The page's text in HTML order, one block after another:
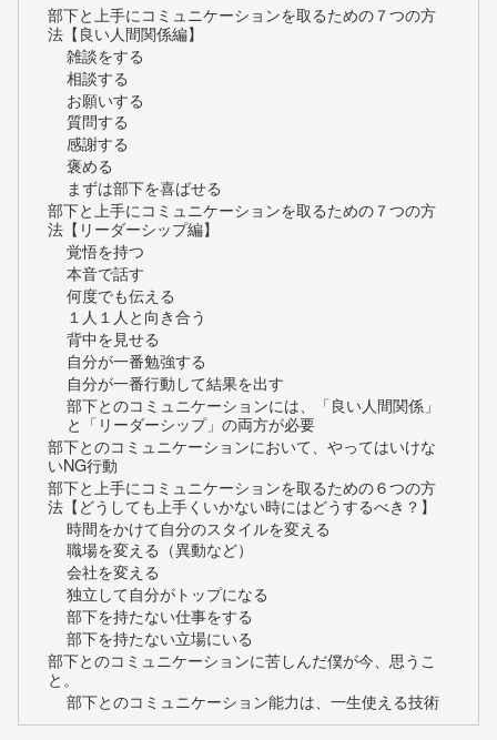
部下と上手にコミュニケーションを取るための７つの方
法【良い人間関係編】
雑談をする
相談する
お願いする
質問する
感謝する
褒める
まずは部下を喜ばせる
部下と上手にコミュニケーションを取るための７つの方
法【リーダーシップ編】
覚悟を持つ
本音で話す
何度でも伝える
１人１人と向き合う
背中を見せる
自分が一番勉強する
自分が一番行動して結果を出す
部下とのコミュニケーションには、「良い人間関係」
と「リーダーシップ」の両方が必要
部下とのコミュニケーションにおいて、やってはいけな
いNG行動
部下と上手にコミュニケーションを取るための６つの方
法【どうしても上手くいかない時にはどうするべき？】
時間をかけて自分のスタイルを変える
職場を変える（異動など）
会社を変える
独立して自分がトップになる
部下を持たない仕事をする
部下を持たない立場にいる
部下とのコミュニケーションに苦しんだ僕が今、思うこ
と。
部下とのコミュニケーション能力は、一生使える技術